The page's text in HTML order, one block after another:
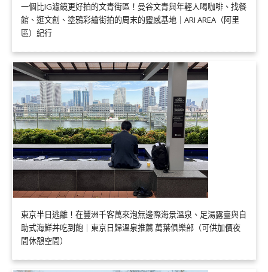
一個比IG濾鏡更好拍的文青街區！曼谷文青與年輕人喝咖啡、找餐
館、逛文創、塗鴉彩繪街拍的周末的靈感基地｜ARI AREA（阿里
區）紀行
東京半日逃離！在豐洲千客萬來泡無邊際海景溫泉、足湯露臺與自
助式海鮮丼吃到飽｜東京日歸溫泉推薦 萬葉俱樂部（可供加價夜
間休憩空間）